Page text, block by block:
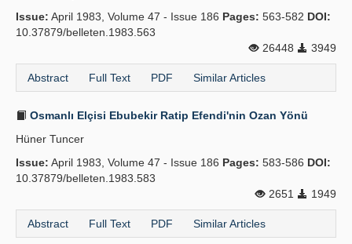
Issue: April 1983, Volume 47 - Issue 186 Pages: 563-582 DOI:
10.37879/belleten.1983.563
26448
3949
Abstract Full Text PDF Similar Articles
Osmanlı Elçisi Ebubekir Ratip Efendi'nin Ozan Yönü
Hüner Tuncer
Issue: April 1983, Volume 47 - Issue 186 Pages: 583-586 DOI:
10.37879/belleten.1983.583
2651
1949
Abstract Full Text PDF Similar Articles